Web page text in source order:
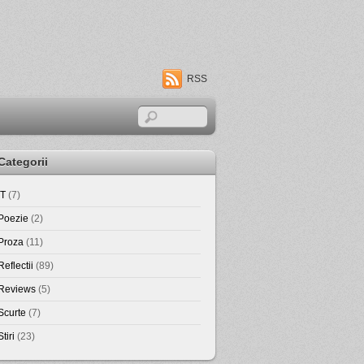
RSS
(7)
(2)
(11)
(89)
(5)
(7)
(23)